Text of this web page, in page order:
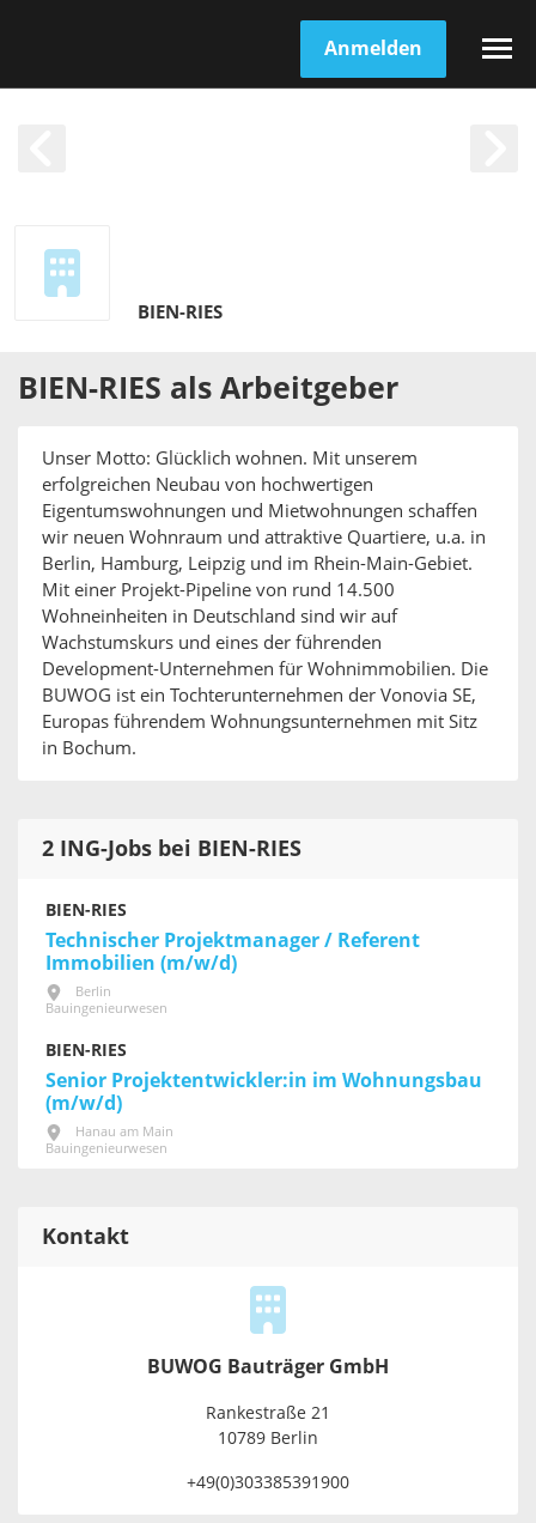
Anmelden
BIEN-RIES
BIEN-RIES als Arbeitgeber
Unser Motto: Glücklich wohnen. Mit unserem
erfolgreichen Neubau von hochwertigen
Eigentumswohnungen und Mietwohnungen schaffen
wir neuen Wohnraum und attraktive Quartiere, u.a. in
Berlin, Hamburg, Leipzig und im Rhein-Main-Gebiet.
Mit einer Projekt-Pipeline von rund 14.500
Wohneinheiten in Deutschland sind wir auf
Wachstumskurs und eines der führenden
Development-Unternehmen für Wohnimmobilien. Die
BUWOG ist ein Tochterunternehmen der Vonovia SE,
Europas führendem Wohnungsunternehmen mit Sitz
in Bochum.
2 ING-Jobs bei BIEN-RIES
BIEN-RIES
Technischer Projektmanager / Referent
Immobilien (m/w/d)
Berlin
Bauingenieurwesen
BIEN-RIES
Senior Projektentwickler:in im Wohnungsbau
(m/w/d)
Hanau am Main
Bauingenieurwesen
Kontakt
BUWOG Bauträger GmbH
Rankestraße 21
10789 Berlin
+49(0)303385391900